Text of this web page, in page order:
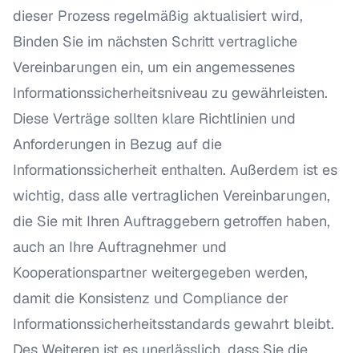
dieser Prozess regelmäßig aktualisiert wird,
Binden Sie im nächsten Schritt vertragliche
Vereinbarungen ein, um ein angemessenes
Informationssicherheitsniveau zu gewährleisten.
Diese Verträge sollten klare Richtlinien und
Anforderungen in Bezug auf die
Informationssicherheit enthalten. Außerdem ist es
wichtig, dass alle vertraglichen Vereinbarungen,
die Sie mit Ihren Auftraggebern getroffen haben,
auch an Ihre Auftragnehmer und
Kooperationspartner weitergegeben werden,
damit die Konsistenz und Compliance der
Informationssicherheitsstandards gewahrt bleibt.